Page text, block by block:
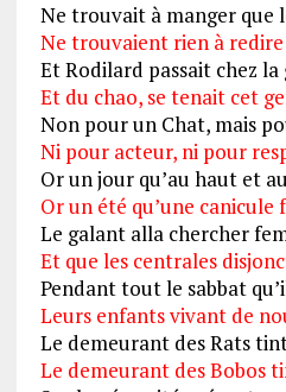
Ne trouvait à manger que
Ne trouvaient rien à
Et Rodilard passait chez
Et du chao, se tenait cet
Non pour un Chat, mais
Ni pour acteur, ni pour
Or un jour qu’au haut et
Or un été qu’une canicule
Le galant alla chercher
Et que les centrales
Pendant tout le sabbat
Leurs enfants vivant de
Le demeurant des Rats
Le demeurant des Bobos